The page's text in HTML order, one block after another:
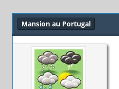
Mansion au Portugal